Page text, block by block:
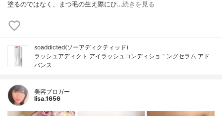
塗るのではなく、まつ毛の生え際にひ…続きを見る
soaddicted(ソーアディクティッド)
ラッシュアディクト アイラッシュコンディショニングセラム アド
バンス
美容ブロガー
lisa.1656